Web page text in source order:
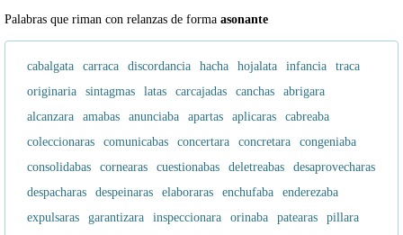
Palabras que riman con relanzas de forma asonante
cabalgata carraca discordancia hacha hojalata infancia
traca
originaria
sintagmas latas carcajadas canchas
abrigara
alcanzara
amabas anunciaba apartas aplicaras
cabreaba
coleccionaras
comunicabas concertara concretara
congeniaba
consolidabas
cornearas cuestionabas deletreabas
desaprovecharas
despacharas
despeinaras elaboraras enchufaba
enderezaba
expulsaras
garantizara inspeccionara orinaba patearas
pillara